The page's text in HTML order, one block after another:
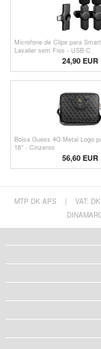
Microfone de Clipe para
Lavalier sem Fios - USB-C
24,90 EUR
Bolsa Guess 4G Metal Logo
16" - Cinzento
56,60 EUR
MTP DK APS | VAT: